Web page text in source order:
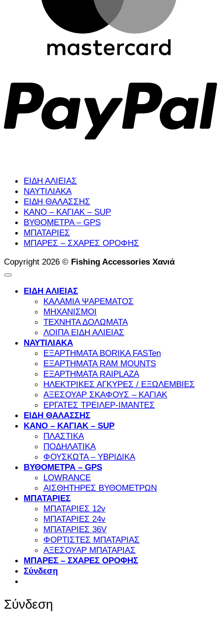
ΕΙΔΗ ΑΛΙΕΙΑΣ
ΝΑΥΤΙΛΙΑΚΑ
ΕΙΔΗ ΘΑΛΑΣΣΗΣ
ΚΑΝΟ – ΚΑΓΙΑΚ – SUP
ΒΥΘΟΜΕΤΡΑ – GPS
ΜΠΑΤΑΡΙΕΣ
ΜΠΑΡΕΣ – ΣΧΑΡΕΣ ΟΡΟΦΗΣ
Copyright 2026 © Fishing Accessories Χανιά
ΕΙΔΗ ΑΛΙΕΙΑΣ
ΚΑΛΑΜΙΑ ΨΑΡΕΜΑΤΟΣ
ΜΗΧΑΝΙΣΜΟΙ
ΤΕΧΝΗΤΑ ΔΟΛΩΜΑΤΑ
ΛΟΙΠΑ ΕΙΔΗ ΑΛΙΕΙΑΣ
ΝΑΥΤΙΛΙΑΚΑ
ΕΞΑΡΤΗΜΑΤΑ BORIKA FASTen
ΕΞΑΡΤΗΜΑΤΑ RAM MOUNTS
ΕΞΑΡΤHΜΑΤΑ RAIPLAZA
ΗΛΕΚΤΡΙΚΕΣ ΑΓΚΥΡΕΣ / ΕΞΩΛΕΜΒΙΕΣ
ΑΞΕΣΟΥΑΡ ΣΚΑΦΟΥΣ – ΚΑΓΙΑΚ
ΕΡΓΑΤΕΣ ΤΡΕΙΛΕΡ-ΙΜΑΝΤΕΣ
ΕΙΔΗ ΘΑΛΑΣΣΗΣ
ΚΑΝΟ – ΚΑΓΙΑΚ – SUP
ΠΛΑΣΤΙΚΑ
ΠΟΔΗΛΑΤΙΚΑ
ΦΟΥΣΚΩΤΑ – ΥΒΡΙΔΙΚΑ
ΒΥΘΟΜΕΤΡΑ – GPS
LOWRANCE
ΑΙΣΘΗΤΗΡΕΣ ΒΥΘΟΜΕΤΡΩΝ
ΜΠΑΤΑΡΙΕΣ
ΜΠΑΤΑΡΙΕΣ 12v
ΜΠΑΤΑΡΙΕΣ 24v
ΜΠΑΤΑΡΙΕΣ 36V
ΦΟΡΤΙΣΤΕΣ ΜΠΑΤΑΡΙΑΣ
ΑΞΕΣΟΥΑΡ ΜΠΑΤΑΡΙΑΣ
ΜΠΑΡΕΣ – ΣΧΑΡΕΣ ΟΡΟΦΗΣ
Σύνδεση
Σύνδεση